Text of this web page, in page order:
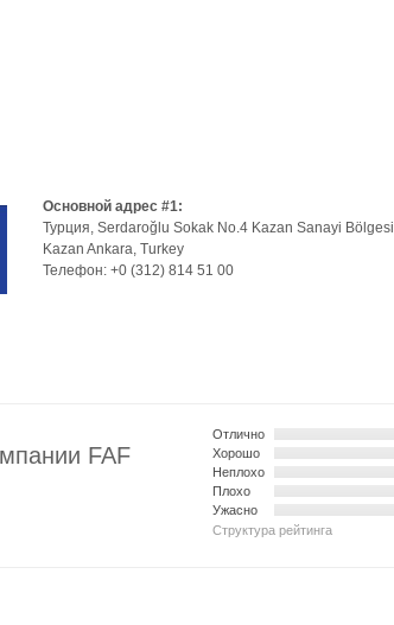
Основной адрес #1:
Турция, Serdaroğlu Sokak No.4 Kazan Sanayi Bölgesi
Kazan Ankara, Turkey
Телефон: +0 (312) 814 51 00
Структура рейтинга
Отлично
Хорошо
Неплохо
Плохо
Ужасно
FAF